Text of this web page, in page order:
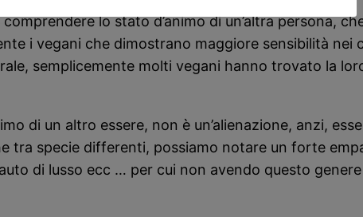
lo stato d’animo di un’altra persona,
i vegani che dimostrano maggiore sensibilità
semplicemente molti vegani hanno trovato la
di un altro essere, non è un’alienazione, anzi,
tra specie differenti, possiamo notare un forte
di lusso ecc … per cui non avendo questo